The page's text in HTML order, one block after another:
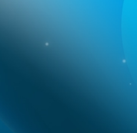
Ex-Air-Force-Chef Kendall
in Leipzig ausgelöst